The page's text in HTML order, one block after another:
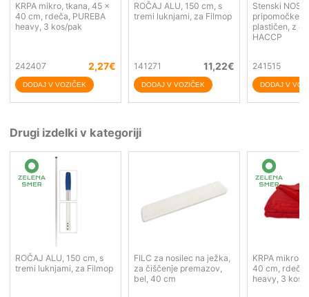
KRPA mikro, tkana, 45 x
40 cm, rdeča, PUREBA
heavy, 3 kos/pak
242407 2,27€
ROČAJ ALU, 150 cm, s
tremi luknjami, za Filmop
141271 11,22€
Stenski
pripomočke,
plastičen, z
HACCP
241515
Drugi izdelki v kategoriji
ROČAJ ALU, 150 cm, s
tremi luknjami, za Filmop
FILC za nosilec na ježka,
za čiščenje premazov,
bel, 40 cm
KRPA mikro,
40 cm, rdeča,
heavy, 3 kos/